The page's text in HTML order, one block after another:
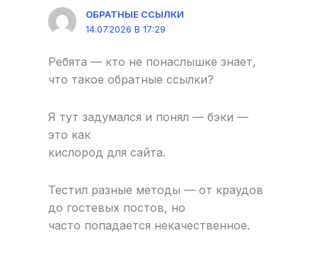
ОБРАТНЫЕ ССЫЛКИ
14.07.2026 В 17:29
Ребята — кто не понаслышке знает,
что такое обратные ссылки?
Я тут задумался и понял — бэки —
это как
кислород для сайта.
Тестил разные методы — от краудов
до гостевых постов, но
часто попадается некачественное.